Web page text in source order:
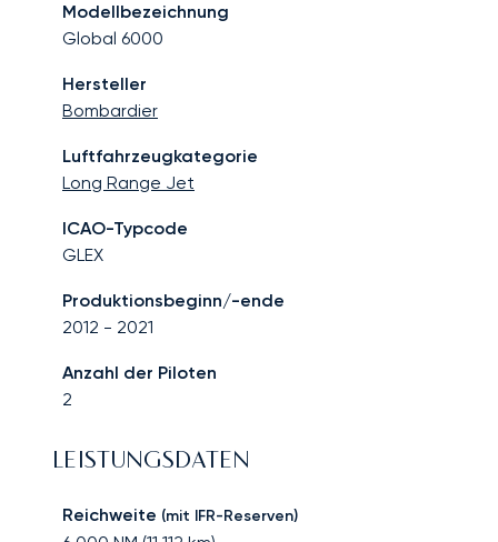
Modellbezeichnung
Global 6000
Hersteller
Bombardier
Luftfahrzeugkategorie
Long Range Jet
ICAO-Typcode
GLEX
Produktionsbeginn/-ende
2012 - 2021
Anzahl der Piloten
2
LEISTUNGSDATEN
Reichweite (mit IFR-Reserven)